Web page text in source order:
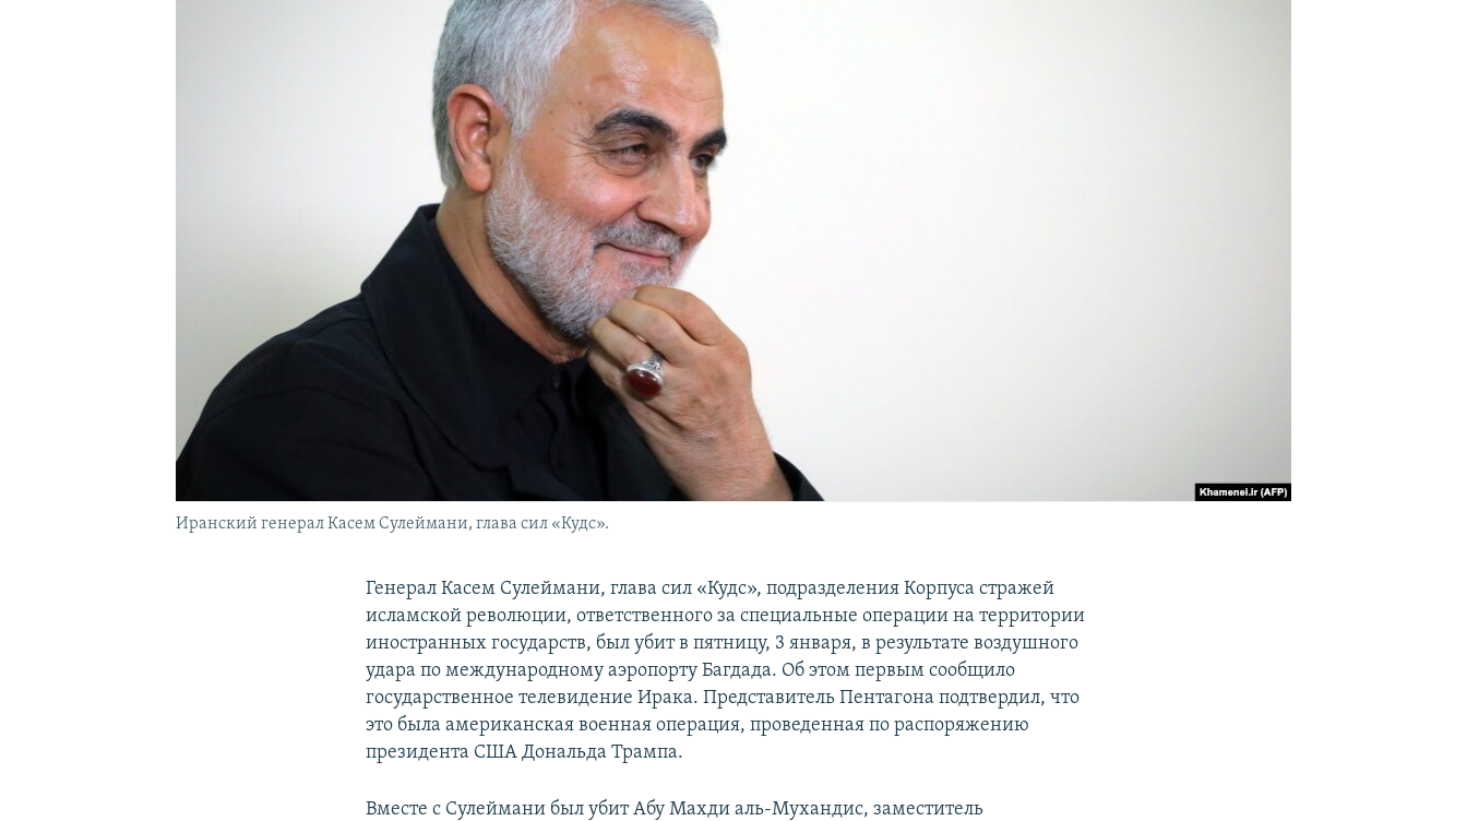
Иранский генерал Касем Сулеймани, глава сил «Кудс».
Генерал Касем Сулеймани, глава сил «Кудс», подразделения Корпуса стражей
исламской революции, ответственного за специальные операции на территории
иностранных государств, был убит в пятницу, 3 января, в результате воздушного
удара по международному аэропорту Багдада. Об этом первым сообщило
государственное телевидение Ирака. Представитель Пентагона подтвердил, что
это была американская военная операция, проведенная по распоряжению
президента США Дональда Трампа.
Вместе с Сулеймани был убит Абу Махди аль-Мухандис, заместитель